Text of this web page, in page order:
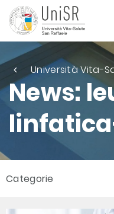
Università Vita-
News:
Categorie